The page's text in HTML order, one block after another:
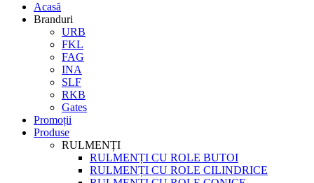
Acasă
Branduri
URB
FKL
FAG
INA
SLF
RKB
Gates
Promoții
Produse
RULMENȚI
RULMENȚI CU ROLE BUTOI
RULMENȚI CU ROLE CILINDRICE